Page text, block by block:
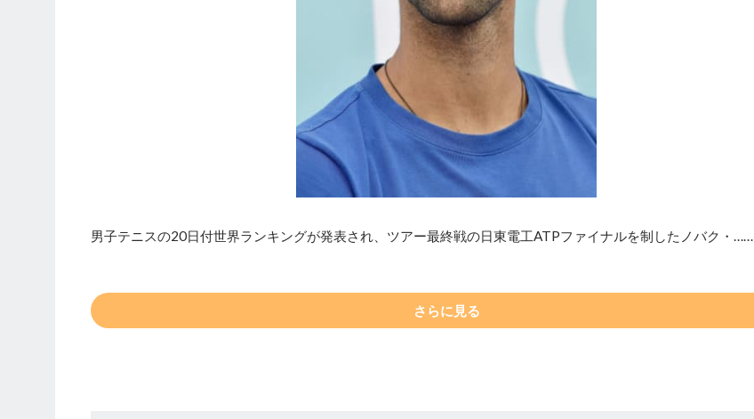
男子テニスの20日付世界ランキングが発表され、ツアー最終戦の日東電工ATPファイナルを制したノバク・……
さらに見る